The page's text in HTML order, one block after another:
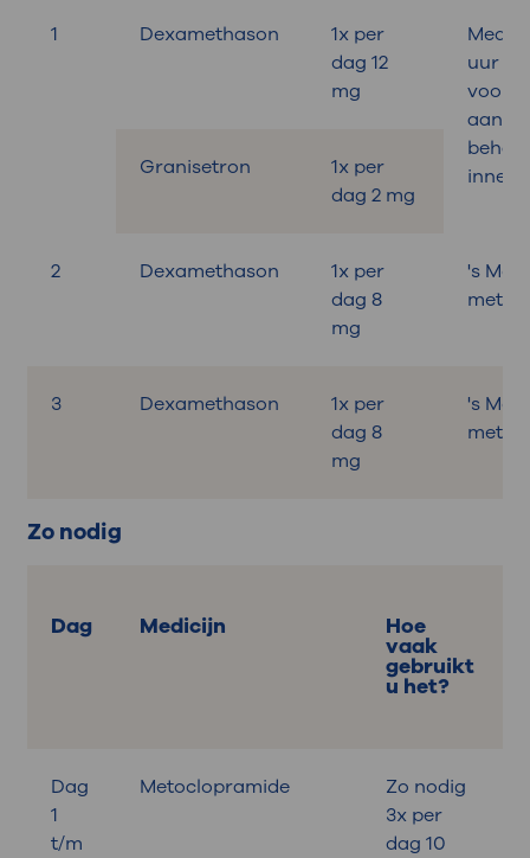
1 Dexamethason
1x per
dag 12
mg
uur
aan de
Granisetron
1x per
dag 2 mg
2 Dexamethason
1x per
dag 8
mg
's
met
3 Dexamethason
1x per
dag 8
mg
's
met
Zo nodig
Dag Medicijn Hoe
vaak
gebruikt
u het?
Dag
1
t/m
Metoclopramide
Zo nodig
3x per
dag 10